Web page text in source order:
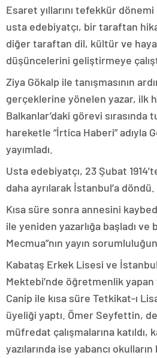
Esaret yıllarını tefekkür
usta edebiyatçı, bir taraftan
diğer taraftan dil, kültür ve
düşüncelerini geliştirmeye
Ziya Gökalp ile tanışmasının
gerçeklerine yönelen yazar, ilk
Balkanlar’daki görevi
hareketle “İrtica Haberi” adıyla
yayımladı.
Usta edebiyatçı, 23 Şubat
daha ayrılarak İstanbul’a döndü.
Kısa süre sonra annesini
ile yeniden yazarlığa başladı ve
Mecmua”nın yayın
Kabataş Erkek Lisesi ve
Mektebi’nde öğretmenlik
Canip ile kısa süre Tetkikat-ı
üyeliği yaptı. Ömer Seyfettin,
müfredat çalışmalarına katıldı,
yazılarında ise yabancı okulların